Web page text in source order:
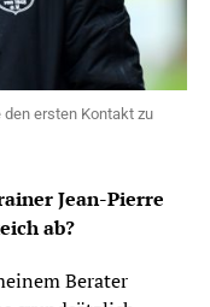
ersten Kontakt zu
Jean-Pierre
ab?
Berater